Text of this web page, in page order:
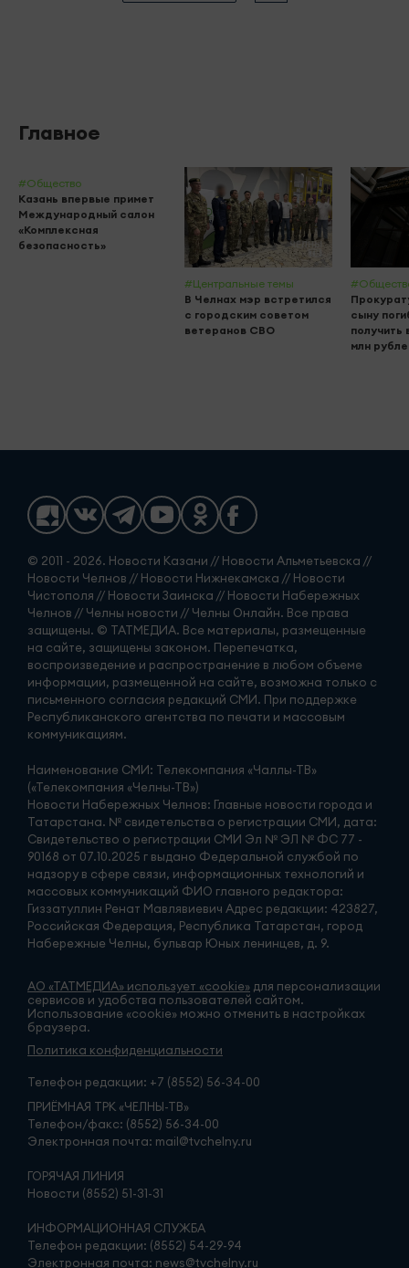
Главное
#Общество
Казань впервые примет
Международный салон
«Комплексная
безопасность»
#Центральные темы
В Челнах мэр встретился
с городским советом
ветеранов СВО
сыну
получить
млн
© 2011 - 2026. Новости Казани // Новости Альметьевска //
Новости Челнов // Новости Нижнекамска // Новости
Чистополя // Новости Заинска // Новости Набережных
Челнов // Челны новости // Челны Онлайн. Все права
защищены. © ТАТМЕДИА. Все материалы, размещенные
на сайте, защищены законом. Перепечатка,
воспроизведение и распространение в любом объеме
информации, размещенной на сайте, возможна только с
письменного согласия редакций СМИ. При поддержке
Республиканского агентства по печати и массовым
коммуникациям.
Наименование СМИ: Телекомпания «Чаллы-ТВ»
(«Телекомпания «Челны-ТВ»)
Новости Набережных Челнов: Главные новости города и
Татарстана. № свидетельства о регистрации СМИ, дата:
Свидетельство о регистрации СМИ Эл № ЭЛ № ФС 77 -
90168 от 07.10.2025 г выдано Федеральной службой по
надзору в сфере связи, информационных технологий и
массовых коммуникаций ФИО главного редактора:
Гиззатуллин Ренат Мавлявиевич Адрес редакции: 423827,
Российская Федерация, Республика Татарстан, город
Набережные Челны, бульвар Юных ленинцев, д. 9.
АО «ТАТМЕДИА» использует «cookie» для персонализации
сервисов и удобства пользователей сайтом.
Использование «cookie» можно отменить в настройках
браузера.
Политика конфиденциальности
Телефон редакции: +7 (8552) 56-34-00
ПРИЁМНАЯ ТРК «ЧЕЛНЫ-ТВ»
Телефон/факс: (8552) 56-34-00
Электронная почта: mail@tvchelny.ru
ГОРЯЧАЯ ЛИНИЯ
Новости (8552) 51-31-31
ИНФОРМАЦИОННАЯ СЛУЖБА
Телефон редакции: (8552) 54-29-94
Электронная почта: news@tvchelny.ru